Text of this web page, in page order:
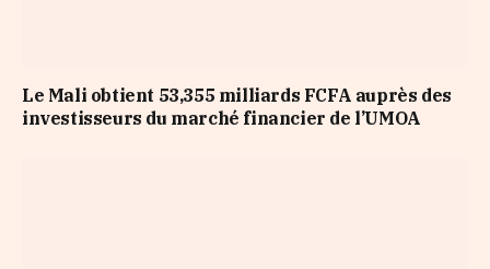
Le Mali obtient 53,355 milliards FCFA auprès des
investisseurs du marché financier de l’UMOA